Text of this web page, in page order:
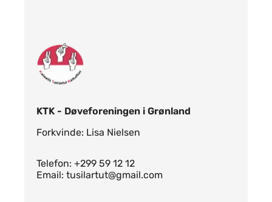
KTK - Døveforeningen i Grønland
Forkvinde: Lisa Nielsen
Telefon: +299 59 12 12
Email: tusilartut@gmail.com